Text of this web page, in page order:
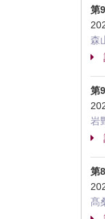
第
森
第
岩
第
髙